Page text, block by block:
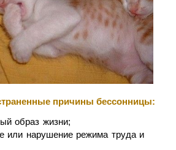
причины бессонницы:
образ жизни;
или нарушение режима труда и